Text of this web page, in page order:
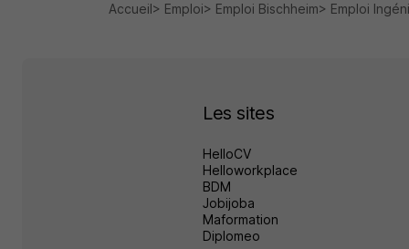
Accueil Emploi Emploi Bischheim Emploi
Les sites
HelloCV
Helloworkplace
BDM
Jobijoba
Maformation
Diplomeo